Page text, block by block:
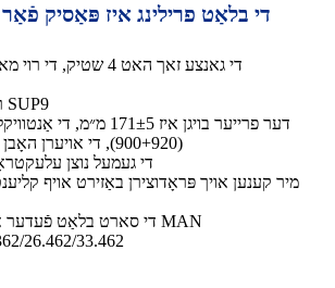
די בלאַט פרילינג איז פּאַסיק
2. רוי מאַטעריאַל איז SUP9
(900+920), די אויערן האָבן אַ דיאַמעטער פון 68
4. די געמעל נוצן
26.462/33.462